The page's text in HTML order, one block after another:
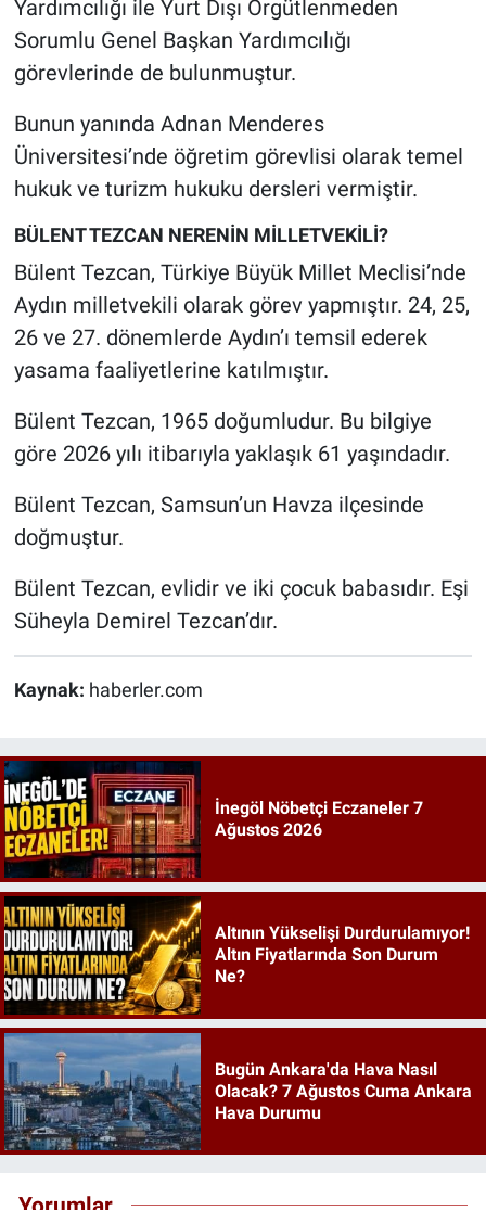
Yardımcılığı ile Yurt Dışı Örgütlenmeden
Sorumlu Genel Başkan Yardımcılığı
görevlerinde de bulunmuştur.
Bunun yanında Adnan Menderes
Üniversitesi’nde öğretim görevlisi olarak temel
hukuk ve turizm hukuku dersleri vermiştir.
BÜLENT TEZCAN NERENİN MİLLETVEKİLİ?
Bülent Tezcan, Türkiye Büyük Millet Meclisi’nde
Aydın milletvekili olarak görev yapmıştır. 24, 25,
26 ve 27. dönemlerde Aydın’ı temsil ederek
yasama faaliyetlerine katılmıştır.
Bülent Tezcan, 1965 doğumludur. Bu bilgiye
göre 2026 yılı itibarıyla yaklaşık 61 yaşındadır.
Bülent Tezcan, Samsun’un Havza ilçesinde
doğmuştur.
Bülent Tezcan, evlidir ve iki çocuk babasıdır. Eşi
Süheyla Demirel Tezcan’dır.
Kaynak: haberler.com
İnegöl Nöbetçi Eczaneler 7
Ağustos 2026
Altının Yükselişi Durdurulamıyor!
Altın Fiyatlarında Son Durum
Ne?
Bugün Ankara'da Hava Nasıl
Olacak? 7 Ağustos Cuma Ankara
Hava Durumu